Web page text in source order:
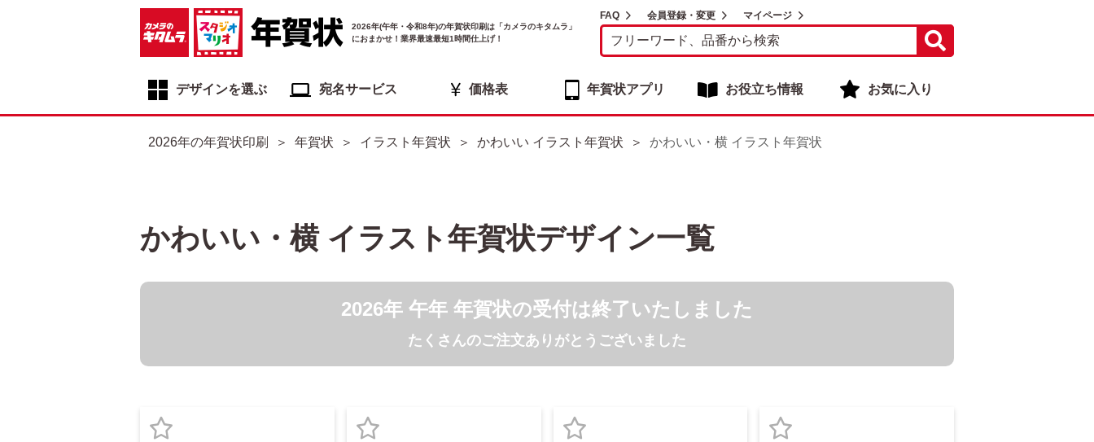
2026年(午年・令和8年)の年賀状印刷は「カメラのキタムラ」
におまかせ！業界最速最短1時間仕上げ！
FAQ 会員登録・変更 マイページ
デザインを選ぶ 宛名サービス 価格表 年賀状アプリ お役立ち情報 お気に入り
フジカラー年賀状
自分でデザインする年賀状
2026年の年賀状印刷 年賀状 イラスト年賀状 かわいい イラスト年賀状 かわいい・横 イラスト年賀状
かわいい・横 イラスト年賀状デザイン一覧
2026年 午年 年賀状の受付は終了いたしました
たくさんのご注文ありがとうございました